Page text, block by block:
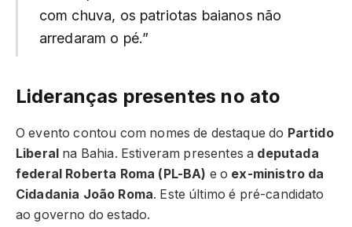
com chuva, os patriotas baianos não
arredaram o pé.”
Lideranças presentes no ato
O evento contou com nomes de destaque do Partido
Liberal na Bahia. Estiveram presentes a deputada
federal Roberta Roma (PL-BA) e o ex-ministro da
Cidadania João Roma. Este último é pré-candidato
ao governo do estado.